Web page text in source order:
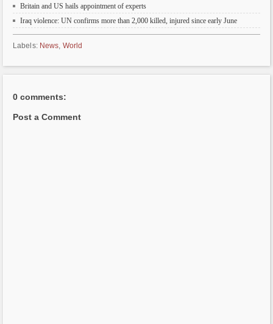
Britain and US hails appointment of experts
Iraq violence: UN confirms more than 2,000 killed, injured since early June
Labels: News World
0 comments:
Post a Comment